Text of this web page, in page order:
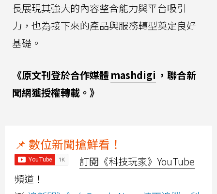
長展現其強大的內容整合能力與平台吸引
力，也為接下來的產品與服務轉型奠定良好
基礎。
《原文刊登於合作媒體 mashdigi ，聯合新
聞網獲授權轉載。》
📌 數位新聞搶鮮看！
訂閱《科技玩家》YouTube
頻道！